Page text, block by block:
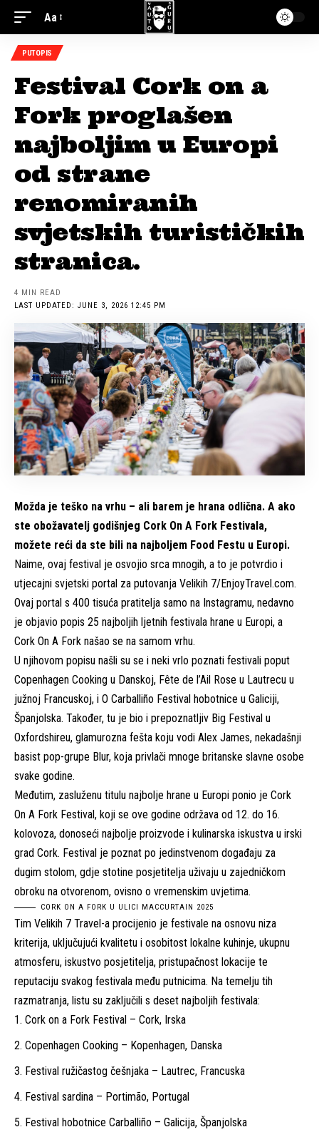
Aa
PUTOPIS
Festival Cork on a
Fork proglašen
najboljim u Europi
od strane
renomiranih
svjetskih turističkih
stranica.
LAST UPDATED: JUNE 3, 2026 12:45 PM
4 MIN READ
Možda je teško na vrhu – ali barem je hrana odlična. A ako
ste obožavatelj godišnjeg Cork On A Fork Festivala,
možete reći da ste bili na najboljem Food Festu u Europi.
Naime, ovaj festival je osvojio srca mnogih, a to je potvrdio i
utjecajni svjetski portal za putovanja Velikih 7/EnjoyTravel.com.
Ovaj portal s 400 tisuća pratitelja samo na Instagramu, nedavno
je objavio popis 25 najboljih ljetnih festivala hrane u Europi, a
Cork On A Fork našao se na samom vrhu.
U njihovom popisu našli su se i neki vrlo poznati festivali poput
Copenhagen Cooking u Danskoj, Fête de l’Ail Rose u Lautrecu u
južnoj Francuskoj, i O Carballiño Festival hobotnice u Galiciji,
Španjolska. Također, tu je bio i prepoznatljiv Big Festival u
Oxfordshireu, glamurozna fešta koju vodi Alex James, nekadašnji
basist pop-grupe Blur, koja privlači mnoge britanske slavne osobe
svake godine.
Međutim, zasluženu titulu najbolje hrane u Europi ponio je Cork
On A Fork Festival, koji se ove godine održava od 12. do 16.
kolovoza, donoseći najbolje proizvode i kulinarska iskustva u irski
grad Cork. Festival je poznat po jedinstvenom događaju za
dugim stolom, gdje stotine posjetitelja uživaju u zajedničkom
obroku na otvorenom, ovisno o vremenskim uvjetima.
CORK ON A FORK U ULICI MACCURTAIN 2025
Tim Velikih 7 Travel-a procijenio je festivale na osnovu niza
kriterija, uključujući kvalitetu i osobitost lokalne kuhinje, ukupnu
atmosferu, iskustvo posjetitelja, pristupačnost lokacije te
reputaciju svakog festivala među putnicima. Na temelju tih
razmatranja, listu su zaključili s deset najboljih festivala:
Cork on a Fork Festival – Cork, Irska
Copenhagen Cooking – Kopenhagen, Danska
Festival ružičastog češnjaka – Lautrec, Francuska
Festival sardina – Portimão, Portugal
Festival hobotnice Carballiño – Galicija, Španjolska